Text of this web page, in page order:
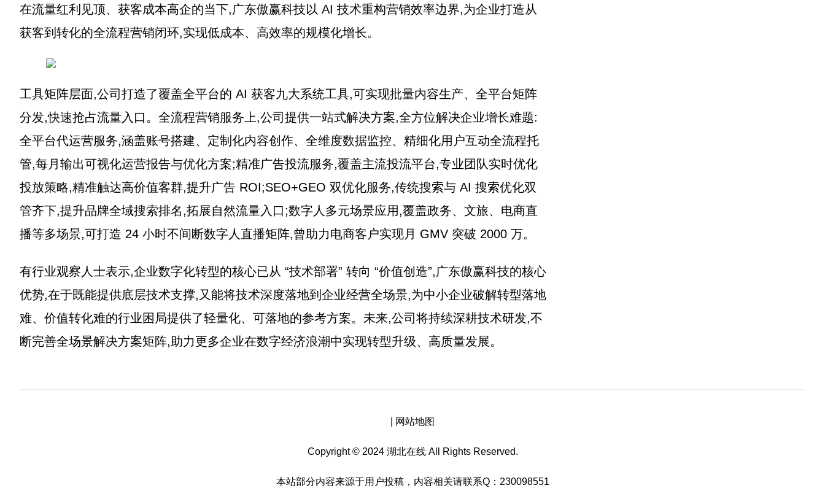
在流量红利见顶、获客成本高企的当下,广东傲赢科技以 AI 技术重构营销效率边界,为企业打造从
获客到转化的全流程营销闭环,实现低成本、高效率的规模化增长。
工具矩阵层面,公司打造了覆盖全平台的 AI 获客九大系统工具,可实现批量内容生产、全平台矩阵
分发,快速抢占流量入口。全流程营销服务上,公司提供一站式解决方案,全方位解决企业增长难题:
全平台代运营服务,涵盖账号搭建、定制化内容创作、全维度数据监控、精细化用户互动全流程托
管,每月输出可视化运营报告与优化方案;精准广告投流服务,覆盖主流投流平台,专业团队实时优化
投放策略,精准触达高价值客群,提升广告 ROI;SEO+GEO 双优化服务,传统搜索与 AI 搜索优化双
管齐下,提升品牌全域搜索排名,拓展自然流量入口;数字人多元场景应用,覆盖政务、文旅、电商直
播等多场景,可打造 24 小时不间断数字人直播矩阵,曾助力电商客户实现月 GMV 突破 2000 万。
有行业观察人士表示,企业数字化转型的核心已从 “技术部署” 转向 “价值创造”,广东傲赢科技的核心
优势,在于既能提供底层技术支撑,又能将技术深度落地到企业经营全场景,为中小企业破解转型落地
难、价值转化难的行业困局提供了轻量化、可落地的参考方案。未来,公司将持续深耕技术研发,不
断完善全场景解决方案矩阵,助力更多企业在数字经济浪潮中实现转型升级、高质量发展。
网站地图
Copyright © 2024 湖北在线 All Rights Reserved.
本站部分内容来源于用户投稿，内容相关请联系Q：230098551